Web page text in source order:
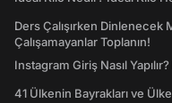
Ders Çalışırken
Çalışamayanlar Toplanın!
Instagram Giriş Nasıl
41 Ülkenin Bayrakları ve